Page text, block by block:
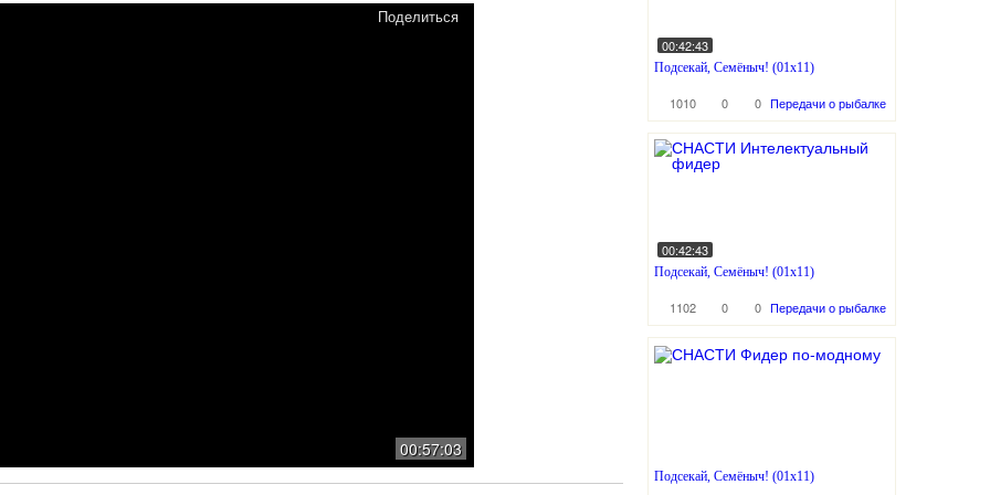
00:57:03
Поделиться
00:42:43
Подсекай, Семёныч! (01x11)
1010 0 0 Передачи о рыбалке
00:42:43
Подсекай, Семёныч! (01x11)
1102 0 0 Передачи о рыбалке
Подсекай, Семёныч! (01x11)